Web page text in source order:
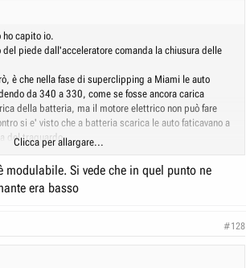
ho capito io.
piede dall'acceleratore comanda la chiusura delle
è che nella fase di superclipping a Miami le auto
da 340 a 330, come se fosse ancora carica
della batteria, ma il motore elettrico non può fare
si e' visto che a batteria scarica le auto faticavano a
del traguardo.
da scoprire di queste auto assurde.
dice che secondo lui Mercedes, Mclaren e Red Bull
anteriore !!
Clicca per allargare...
Si vede che in quel punto ne
era basso
#128